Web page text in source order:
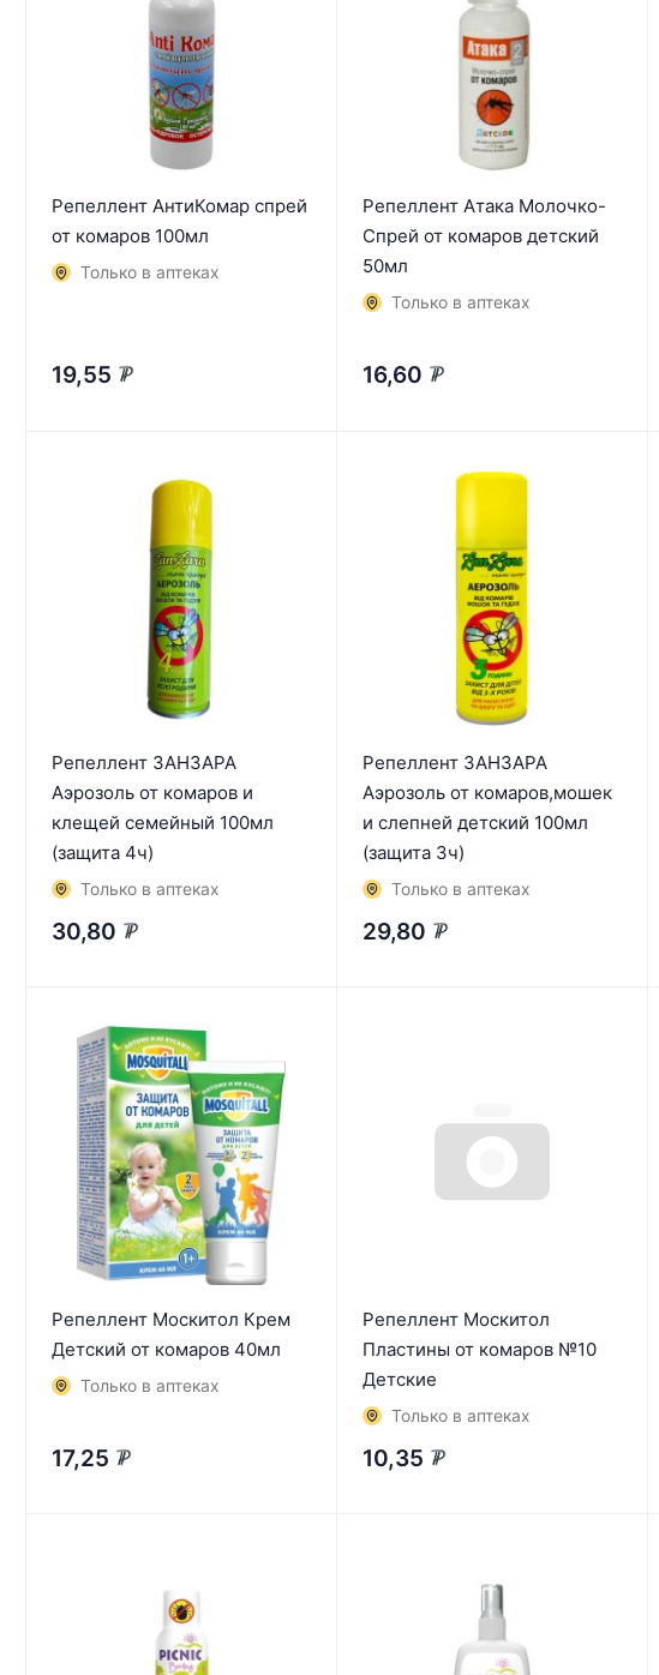
Репеллент АнтиКомар спрей
от комаров 100мл
Только в аптеках
19,55 ₽
Репеллент Атака Молочко-
Спрей от комаров детский
50мл
Только в аптеках
16,60 ₽
Репеллент ЗАНЗАРА
Аэрозоль от комаров и
клещей семейный 100мл
(защита 4ч)
Только в аптеках
30,80 ₽
Репеллент ЗАНЗАРА
Аэрозоль от комаров,мошек
и слепней детский 100мл
(защита 3ч)
Только в аптеках
29,80 ₽
Репеллент Москитол Крем
Детский от комаров 40мл
Только в аптеках
17,25 ₽
Репеллент Москитол
Пластины от комаров №10
Детские
Только в аптеках
10,35 ₽